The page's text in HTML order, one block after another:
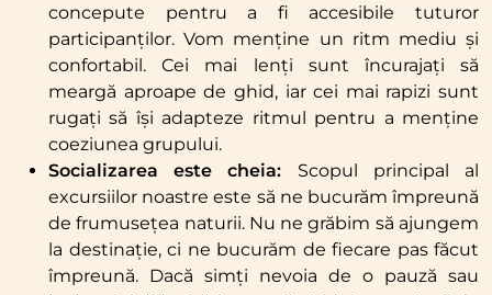
concepute pentru a fi accesibile tuturor
participanților. Vom menține un ritm mediu și
confortabil. Cei mai lenți sunt încurajați să
meargă aproape de ghid, iar cei mai rapizi sunt
rugați să își adapteze ritmul pentru a menține
coeziunea grupului.
Socializarea este cheia: Scopul principal al
excursiilor noastre este să ne bucurăm împreună
de frumusețea naturii. Nu ne grăbim să ajungem
la destinație, ci ne bucurăm de fiecare pas făcut
împreună. Dacă simți nevoia de o pauză sau